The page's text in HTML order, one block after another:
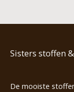
Sisters stoffen
De mooiste